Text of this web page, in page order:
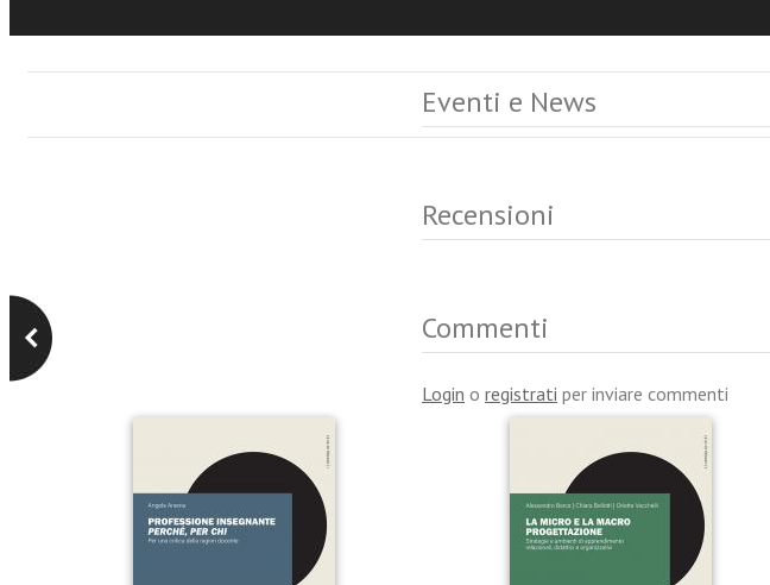
Eventi e News
Recensioni
Commenti
Login o registrati per inviare commenti